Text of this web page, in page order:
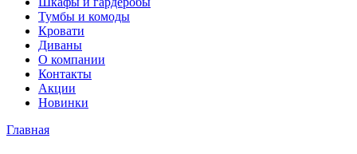
Тумбы и комоды
Кровати
Диваны
О компании
Контакты
Акции
Новинки
Главная